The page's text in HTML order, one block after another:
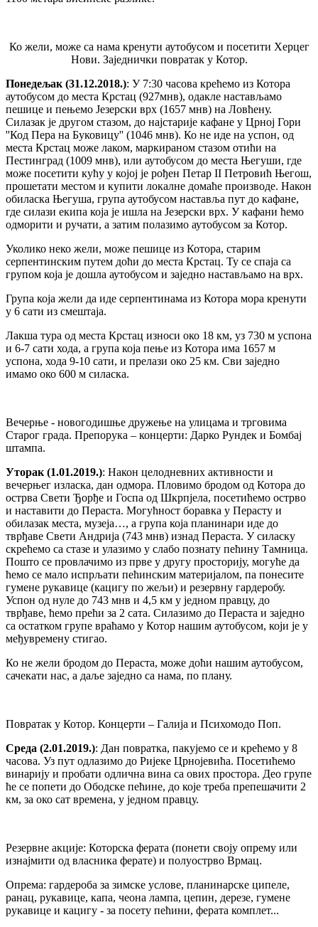
Ко жели, може са нама кренути аутобусом и посетити Херцег
Нови. Заједнички повратак у Котор.
Понедељак (31.12.2018.): У 7:30 часова крећемо из Котора
аутобусом до места Крстац (927мнв), одакле настављамо
пешице и пењемо Језерски врх (1657 мнв) на Ловћену.
Силазак је другом стазом, до најстарије кафане у Црној Гори
''Код Пера на Буковицу'' (1046 мнв). Ко не иде на успон, од
места Крстац може лаком, маркираном стазом отићи на
Пестинград (1009 мнв), или аутобусом до места Његуши, где
може посетити кућу у којој је рођен Петар II Петровић Његош,
прошетати местом и купити локалне домаће производе. Након
обиласка Његуша, група аутобусом наставља пут до кафане,
где силази екипа која је ишла на Језерски врх. У кафани ћемо
одморити и ручати, а затим полазимо аутобусом за Котор.
Уколико неко жели, може пешице из Котора, старим
серпентинским путем доћи до места Крстац. Ту се спаја са
групом која је дошла аутобусом и заједно настављамо на врх.
Група која жели да иде серпентинама из Котора мора кренути
у 6 сати из смештаја.
Лакша тура од места Крстац износи око 18 км, уз 730 м успона
и 6-7 сати хода, а група која пење из Котора има 1657 м
успона, хода 9-10 сати, и прелази око 25 км. Сви заједно
имамо око 600 м силаска.
Вечерње - новогодишње дружење на улицама и трговима
Старог града. Препорука – концерти: Дарко Рундек и Бомбај
штампа.
Уторак (1.01.2019.): Након целодневних активности и
вечерњег изласка, дан одмора. Пловимо бродом од Котора до
острва Свети Ђорђе и Госпа од Шкрпјела, посетићемо острво
и наставити до Пераста. Могућност боравка у Перасту и
обилазак места, музеја…, а група која планинари иде до
тврђаве Свети Андрија (743 мнв) изнад Пераста. У силаску
скрећемо са стазе и улазимо у слабо познату пећину Тамница.
Пошто се провлачимо из прве у другу просторију, могуће да
ћемо се мало испрљати пећинским материјалом, па понесите
гумене рукавице (кацигу по жељи) и резервну гардеробу.
Успон од нуле до 743 мнв и 4,5 км у једном правцу, до
тврђаве, ћемо прећи за 2 сата. Силазимо до Пераста и заједно
са остатком групе враћамо у Котор нашим аутобусом, који је у
међувремену стигао.
Ко не жели бродом до Пераста, може доћи нашим аутобусом,
сачекати нас, а даље заједно са нама, по плану.
Повратак у Котор. Концерти – Галија и Психомодо Поп.
Среда (2.01.2019.): Дан повратка, пакујемо се и крећемо у 8
часова. Уз пут одлазимо до Ријеке Црнојевића. Посетићемо
винарију и пробати одлична вина са ових простора. Део групе
ће се попети до Ободске пећине, до које треба препешачити 2
км, за око сат времена, у једном правцу.
Резервне акције: Которска ферата (понети своју опрему или
изнајмити од власника ферате) и полуострво Врмац.
Опрема: гардероба за зимске услове, планинарске ципеле,
ранац, рукавице, капа, чеона лампа, цепин, дерезе, гумене
рукавице и кацигу - за посету пећини, ферата комплет...